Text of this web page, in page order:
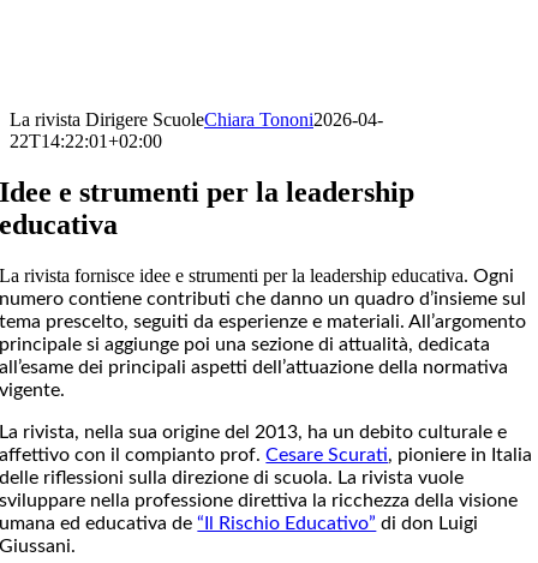
La rivista Dirigere ScuoleChiara Tononi2026-04-
22T14:22:01+02:00
Idee e strumenti per la leadership
educativa
La rivista fornisce idee e strumenti per la leadership educativa.Ogni
numero contiene contributi che danno unquadro d’insieme sul
tema prescelto, seguiti daesperienze e materiali. All’argomento
principale si aggiunge poi unasezione di attualità, dedicata
all’esame dei principali aspetti dell’attuazione della normativa
vigente.
La rivista, nella sua origine del 2013, ha un debito culturale e
affettivo con il compianto prof.Cesare Scurati, pioniere in Italia
delle riflessioni sulla direzione di scuola. La rivista vuole
sviluppare nella professione direttiva la ricchezza della visione
umana ed educativa de“Il Rischio Educativo” di don Luigi
Giussani.